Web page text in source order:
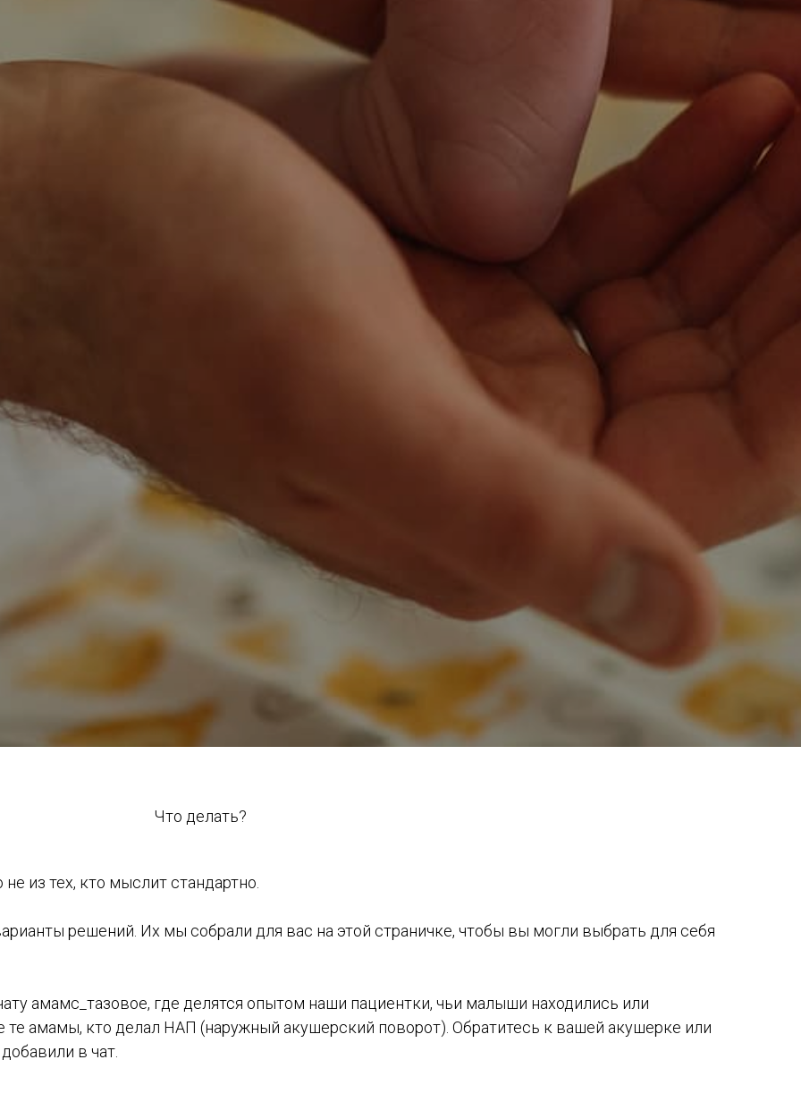
Что делать?
из тех, кто мыслит стандартно.
решений. Их мы собрали для вас на этой страничке, чтобы вы могли выбрать для себя
амамс_тазовое, где делятся опытом наши пациентки, чьи малыши находились или
те амамы, кто делал НАП (наружный акушерский поворот). Обратитесь к вашей акушерке или
в чат.